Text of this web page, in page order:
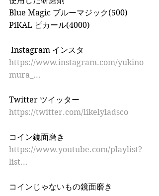
Blue Magic ブルーマジック(500)
PiKAL ピカール(4000)
Instagram インスタ
https://www.instagram.com/yukino
mura_...
Twitter ツイッター
https://twitter.com/likelyladsco
コイン鏡面磨き
https://www.youtube.com/playlist?
list...
コインじゃないもの鏡面磨き